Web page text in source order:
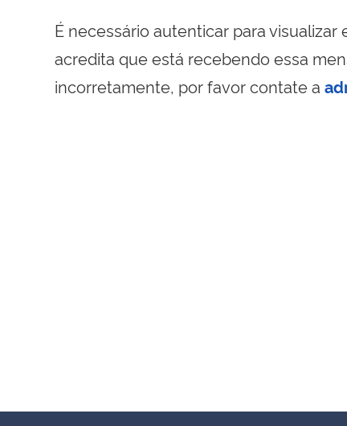
É necessário autenticar para visualizar
acredita que está recebendo essa
incorretamente, por favor contate a